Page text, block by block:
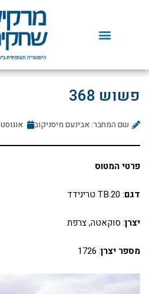
פשוש 368
שם המחבר: אבינעם מיסניקוב אוגוסט 28, 2021
פרטי המטוס
דגם: TB.20 טרינידד
יצרן: סוקאטה, צרפת
מספר יצרן: 1726